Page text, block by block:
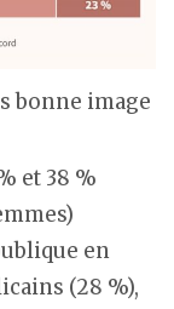
bonne image
et 38 %
en
(28 %),